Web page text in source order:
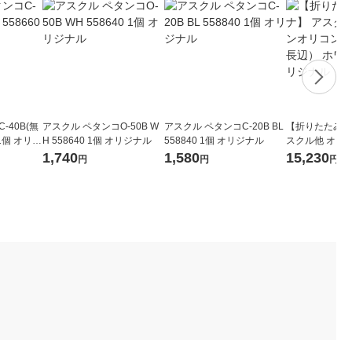
40B(無
オリジ
アスクル ペタンコO-50B W
H 558640 1個 オリジナル
1,740円
アスクル ペタンコC-20B BL
558840 1個 オリジナル
1,580円
【折りたたみ
スクル他 オー
セット（50L
15,230円